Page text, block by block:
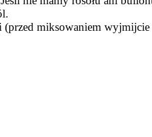
miksowaniem